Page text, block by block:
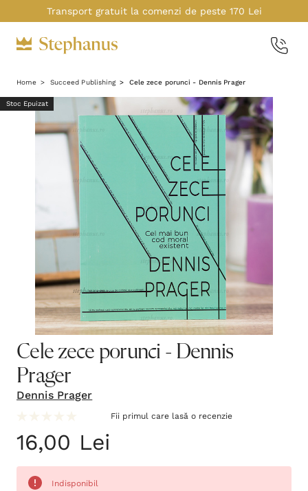
Transport gratuit la comenzi de peste 170 Lei
Home Succeed Publishing Cele zece porunci - Dennis Prager
Stoc Epuizat
Cele zece porunci - Dennis
Prager
Dennis Prager
Fii primul care lasă o recenzie
16,00 Lei
Indisponibil